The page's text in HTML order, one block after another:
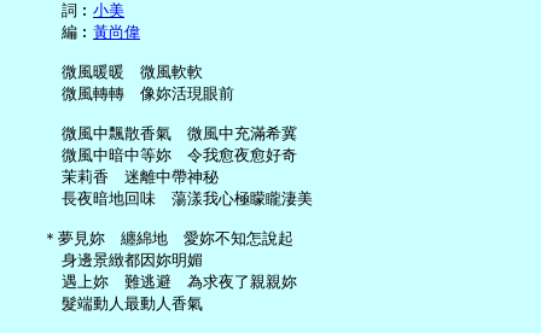
     詞︰
小美
     編︰
黃尚偉
     微風暖暖　微風軟軟
     微風轉轉　像妳活現眼前
     微風中飄散香氣　微風中充滿希冀
     微風中暗中等妳　令我愈夜愈好奇
     茉莉香　迷離中帶神秘
     長夜暗地回味　蕩漾我心極矇矓淒美
   ＊夢見妳　纏綿地　愛妳不知怎說起
     身邊景緻都因妳明媚
     遇上妳　難逃避　為求夜了親親妳
     髮端動人最動人香氣